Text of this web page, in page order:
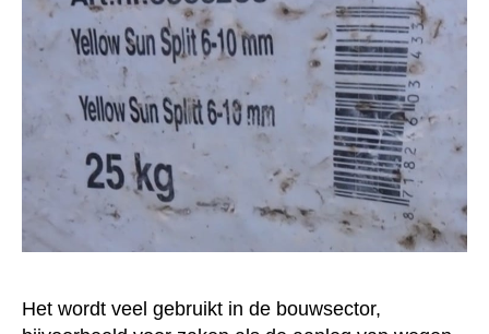
Het wordt veel gebruikt in de bouwsector,